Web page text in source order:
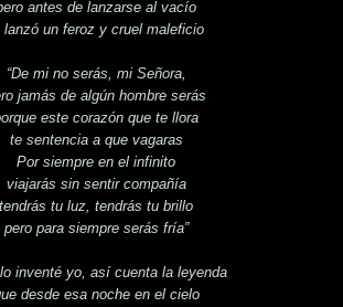
antes de lanzarse al vacío
lanzó un feroz y cruel maleficio
“De mi no serás, mi Señora,
jamás de algún hombre serás
este corazón que te llora
te sentencia a que vagaras
Por siempre en el infinito
viajarás sin sentir compañía
tendrás tu luz, tendrás tu brillo
pero para siempre serás fría”
inventé yo, así cuenta la leyenda
desde esa noche en el cielo